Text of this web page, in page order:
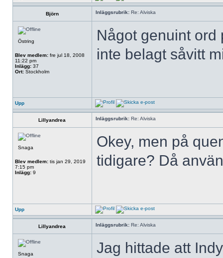
Björn Inläggsrubrik: Re: Alviska
Östring
Blev medlem: fre jul 18, 2008
11:22 pm
Inlägg: 37
Ort: Stockholm
Något genuint ord
inte belagt såvitt
Upp
Lillyandrea Inläggsrubrik: Re: Alviska
Snaga
Blev medlem: tis jan 29, 2019
7:15 pm
Inlägg: 9
Okey, men på
tidigare? Då
Upp
Lillyandrea Inläggsrubrik: Re: Alviska
Snaga
Jag hittade att